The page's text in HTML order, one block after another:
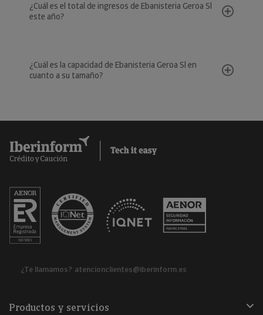
¿Cuál es el total de ingresos de Ebanisteria Geroa Sl
este año?
¿Cuál es la capacidad de Ebanisteria Geroa Sl en
cuanto a su tamaño?
¿Te llamamos? atencionclientes@iberinform.es
Productos y servicios